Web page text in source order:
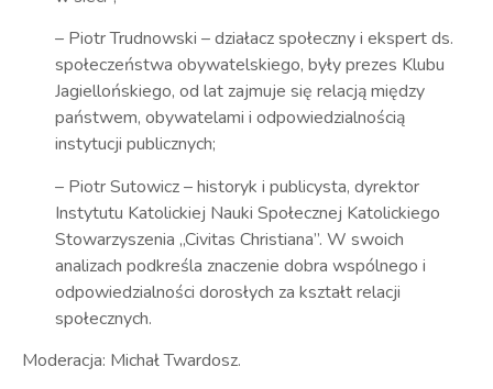
– Piotr Trudnowski – działacz społeczny i ekspert ds.
społeczeństwa obywatelskiego, były prezes Klubu
Jagiellońskiego, od lat zajmuje się relacją między
państwem, obywatelami i odpowiedzialnością
instytucji publicznych;
– Piotr Sutowicz– historyk i publicysta, dyrektor
Instytutu Katolickiej Nauki Społecznej Katolickiego
Stowarzyszenia „Civitas Christiana”. W swoich
analizach podkreśla znaczenie dobra wspólnego i
odpowiedzialności dorosłych za kształt relacji
społecznych.
Moderacja: Michał Twardosz.